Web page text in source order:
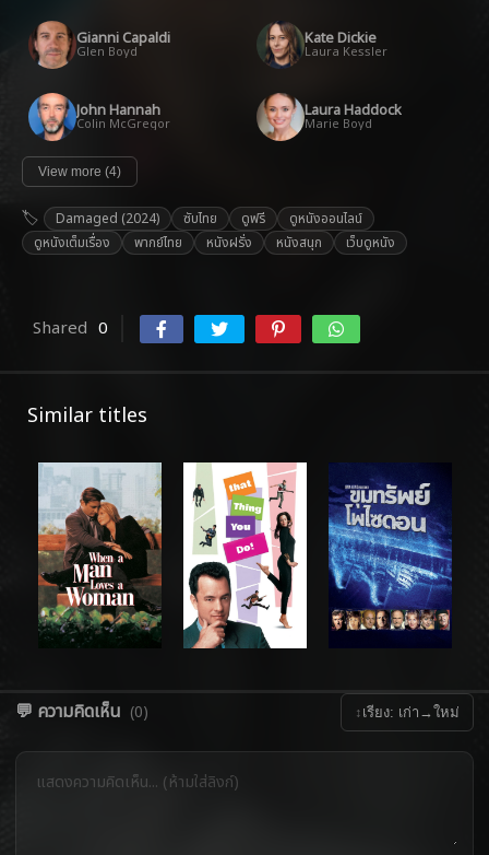
Gianni Capaldi
Glen Boyd
Kate Dickie
Laura Kessler
John Hannah
Colin McGregor
Laura Haddock
Marie Boyd
View more (4)
Damaged (2024) ซับไทย ดูฟรี
ดูหนังออนไลน์
ดูหนังเต็มเรื่อง
พากย์ไทย หนังฝรั่ง หนังสนุก เว็บดูหนัง
Shared 0
Similar titles
💬 ความคิดเห็น (0) ↕ เรียง: เก่า→ใหม่